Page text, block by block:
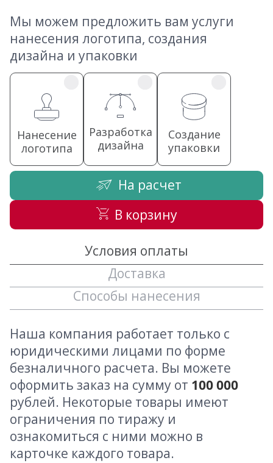
Мы можем предложить вам услуги
нанесения логотипа, создания
дизайна и упаковки
Нанесение
логотипа
Разработка
дизайна
Создание
упаковки
На расчет
В корзину
Условия оплаты
Доставка
Способы нанесения
Наша компания работает только с
юридическими лицами по форме
безналичного расчета. Вы можете
оформить заказ на сумму от 100 000
рублей. Некоторые товары имеют
ограничения по тиражу и
ознакомиться с ними можно в
карточке каждого товара.